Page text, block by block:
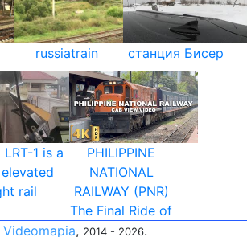
russiatrain станция Бисер
LRT-1 is a
rail
PHILIPPINE
NATIONAL
RAILWAY (PNR)
The Final Ride of
Videomapia, 2014 - 2026.